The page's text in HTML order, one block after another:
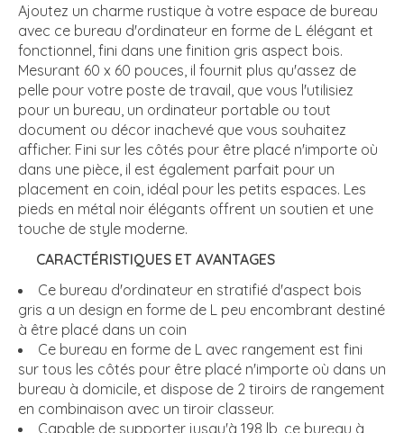
Ajoutez un charme rustique à votre espace de bureau
avec ce bureau d'ordinateur en forme de L élégant et
fonctionnel, fini dans une finition gris aspect bois.
Mesurant 60 x 60 pouces, il fournit plus qu'assez de
pelle pour votre poste de travail, que vous l'utilisiez
pour un bureau, un ordinateur portable ou tout
document ou décor inachevé que vous souhaitez
afficher. Fini sur les côtés pour être placé n'importe où
dans une pièce, il est également parfait pour un
placement en coin, idéal pour les petits espaces. Les
pieds en métal noir élégants offrent un soutien et une
touche de style moderne.
CARACTÉRISTIQUES ET AVANTAGES
Ce bureau d'ordinateur en stratifié d'aspect bois
gris a un design en forme de L peu encombrant destiné
à être placé dans un coin
Ce bureau en forme de L avec rangement est fini
sur tous les côtés pour être placé n'importe où dans un
bureau à domicile, et dispose de 2 tiroirs de rangement
en combinaison avec un tiroir classeur.
Capable de supporter jusqu'à 198 lb, ce bureau à